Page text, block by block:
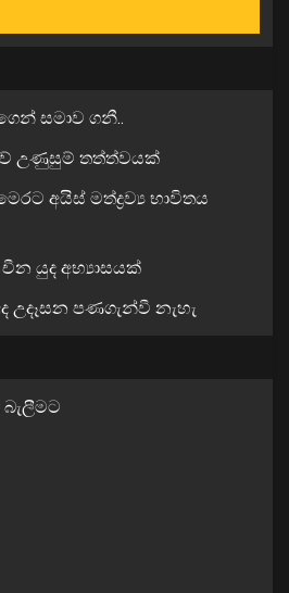
සමාව ගනී..
උණුසුම් තත්ත්වයක්
අයිස් මත්ද්‍රව්‍ය භාවිතය
යුද අභ්‍යාසයක්
උදෑසන පණගැන්වී නැහැ